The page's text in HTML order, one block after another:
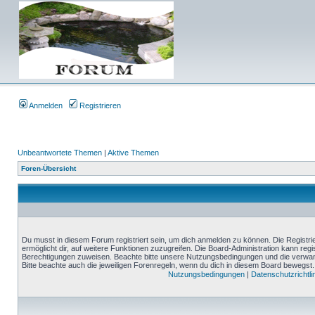
Anmelden Registrieren
Unbeantwortete Themen | Aktive Themen
Foren-Übersicht
Du musst in diesem Forum registriert sein, um dich anmelden zu können. Die
ermöglicht dir, auf weitere Funktionen zuzugreifen. Die Board-Administration kann
Berechtigungen zuweisen. Beachte bitte unsere Nutzungsbedingungen und die
Bitte beachte auch die jeweiligen Forenregeln, wenn du dich in diesem Board bewegst.
Nutzungsbedingungen |